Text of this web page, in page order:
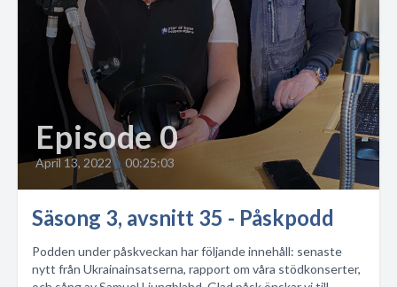
Episode 0
April 13, 2022 • 00:25:03
Säsong 3, avsnitt 35 - Påskpodd
Podden under påskveckan har följande innehåll: senaste
nytt från Ukrainainsatserna, rapport om våra stödkonserter,